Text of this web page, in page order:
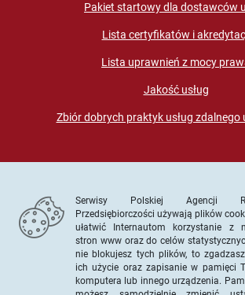
Pakiet startowy dla dostawców
Lista certyfikatów i
Lista uprawnień z mocy
Jakość usług
Zbiór dobrych praktyk usług zdalnego
© PARP. Wszelkie prawa zastrzeżone
Serwisy Polskiej Agencji
Przedsiębiorczości używają plików
ułatwić Internautom korzystanie z
stron www oraz do celów
nie blokujesz tych plików, to
ich użycie oraz zapisanie w pamięci
komputera lub innego urządzenia.